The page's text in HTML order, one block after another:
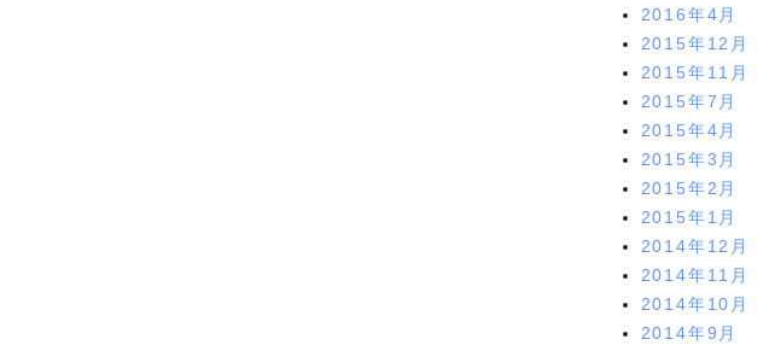
2016年4月
2015年12月
2015年11月
2015年7月
2015年4月
2015年3月
2015年2月
2015年1月
2014年12月
2014年11月
2014年10月
2014年9月